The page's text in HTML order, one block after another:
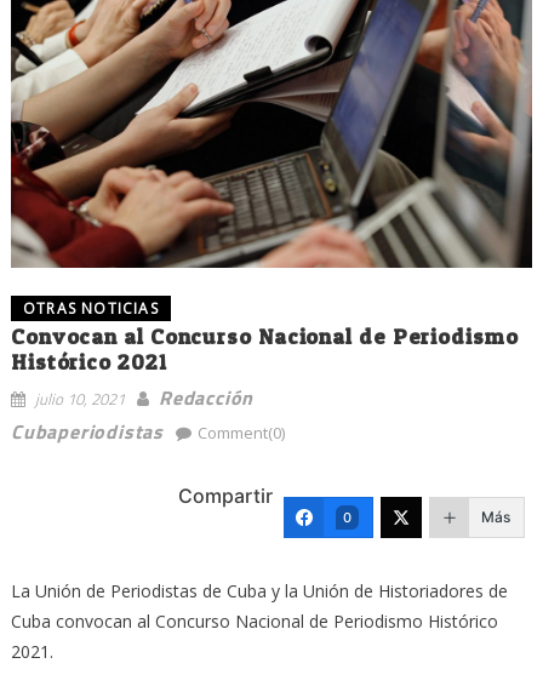
OTRAS NOTICIAS
Convocan al Concurso Nacional de Periodismo
Histórico 2021
julio 10, 2021
Redacción
Cubaperiodistas
Comment(0)
Compartir
0 Más
La Unión de Periodistas de Cuba y la Unión de Historiadores de
Cuba convocan al Concurso Nacional de Periodismo Histórico
2021.